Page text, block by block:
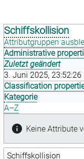
Schiffskollision
Attributgruppen
Administrative
Zuletzt geändert
3. Juni 2025, 23:52:26
Classification
Kategorie
A–Z
Keine Attribute